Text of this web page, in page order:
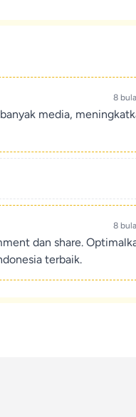
8
media,
8
dan share.
terbaik.